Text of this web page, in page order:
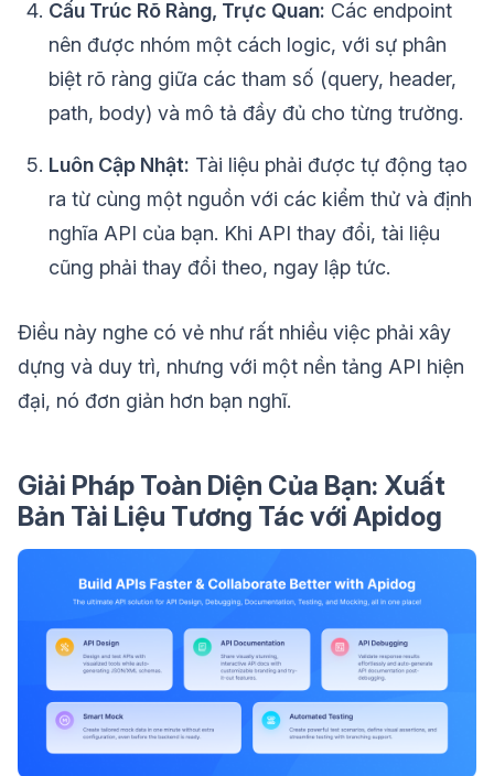
Cấu Trúc Rõ Ràng, Trực Quan: Các endpoint
nên được nhóm một cách logic, với sự phân
biệt rõ ràng giữa các tham số (query, header,
path, body) và mô tả đầy đủ cho từng trường.
Luôn Cập Nhật: Tài liệu phải được tự động tạo
ra từ cùng một nguồn với các kiểm thử và định
nghĩa API của bạn. Khi API thay đổi, tài liệu
cũng phải thay đổi theo, ngay lập tức.
Điều này nghe có vẻ như rất nhiều việc phải xây
dựng và duy trì, nhưng với một nền tảng API hiện
đại, nó đơn giản hơn bạn nghĩ.
Giải Pháp Toàn Diện Của Bạn: Xuất
Bản Tài Liệu Tương Tác với Apidog